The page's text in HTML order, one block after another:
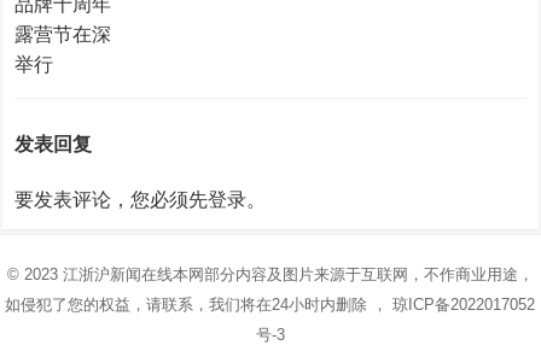
发表回复
要发表评论，您必须先登录。
© 2023 江浙沪新闻在线本网部分内容及图片来源于互联网，不作商业用途，
如侵犯了您的权益，请联系，我们将在24小时内删除 ，琼ICP备2022017052
号-3